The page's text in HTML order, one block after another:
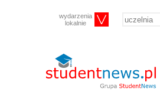
wydarzenia
lokalnie